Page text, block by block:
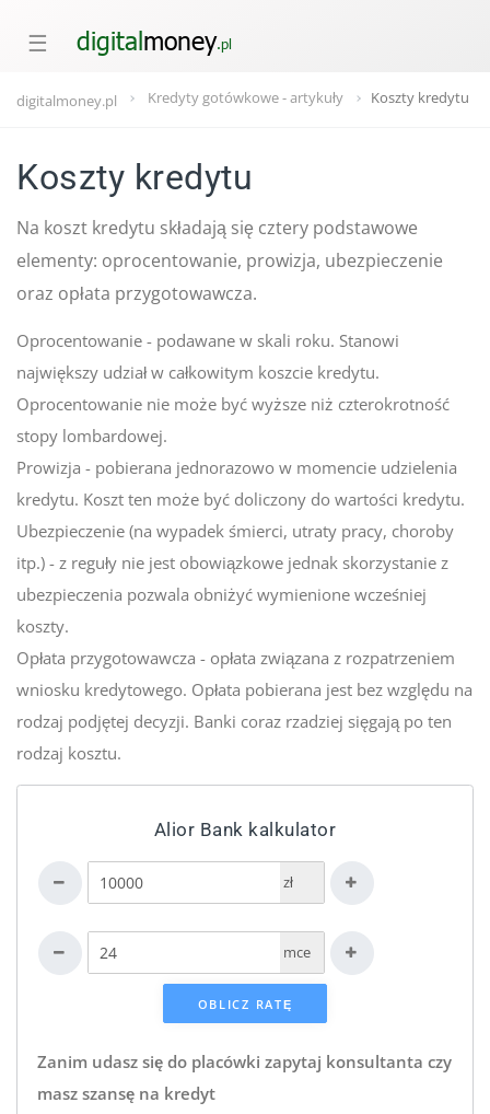
☰
digitalmoney.pl Kredyty gotówkowe - artykuły Koszty kredytu
Koszty kredytu
Na koszt kredytu składają się cztery podstawowe
elementy: oprocentowanie, prowizja, ubezpieczenie
oraz opłata przygotowawcza.
Oprocentowanie - podawane w skali roku. Stanowi
największy udział w całkowitym koszcie kredytu.
Oprocentowanie nie może być wyższe niż czterokrotność
stopy lombardowej.
Prowizja - pobierana jednorazowo w momencie udzielenia
kredytu. Koszt ten może być doliczony do wartości kredytu.
Ubezpieczenie (na wypadek śmierci, utraty pracy, choroby
itp.) - z reguły nie jest obowiązkowe jednak skorzystanie z
ubezpieczenia pozwala obniżyć wymienione wcześniej
koszty.
Opłata przygotowawcza - opłata związana z rozpatrzeniem
wniosku kredytowego. Opłata pobierana jest bez względu na
rodzaj podjętej decyzji. Banki coraz rzadziej sięgają po ten
rodzaj kosztu.
Alior Bank kalkulator
zł
mce
Zanim udasz się do placówki zapytaj konsultanta czy
masz szansę na kredyt